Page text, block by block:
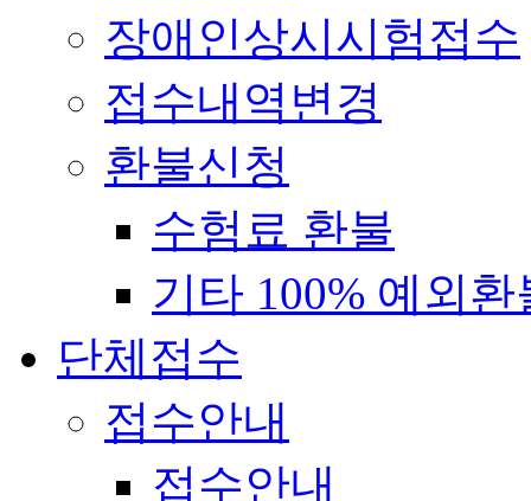
장애인상시시험접수
접수내역변경
환불신청
수험료 환불
기타 100% 예외환
단체접수
접수안내
접수안내